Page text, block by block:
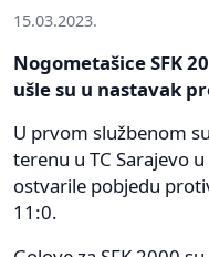
15.03.2023.
Nogometašice SFK
ušle su u nastavak
U prvom službenom
terenu u TC Sarajevo
ostvarile pobjedu
11:0.